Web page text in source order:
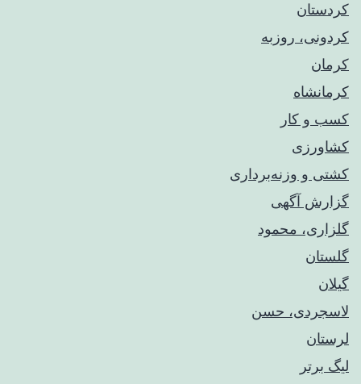
کردستان
کردونی، روزبه
کرمان
کرمانشاه
کسب و کار
کشاورزی
کشتی و وزنه‌برداری
گزارش آگهی
گلزاری، محمود
گلستان
گیلان
لاسجردی، حسن
لرستان
لیگ برتر